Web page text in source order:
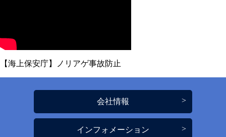
【海上保安庁】ノリアゲ事故防止
会社情報
インフォメーション